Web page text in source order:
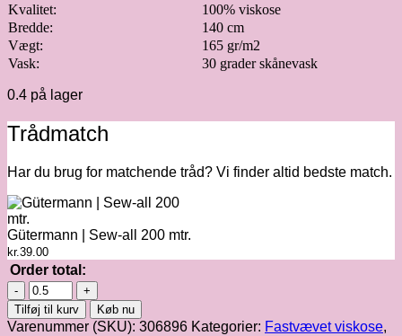
Kvalitet:
100% viskose
Bredde:
140 cm
Vægt:
165 gr/m2
Vask:
30 grader skånevask
0.4 på lager
Trådmatch
Har du brug for matchende tråd? Vi finder altid bedste match.
Gütermann | Sew-all 200 mtr.
kr.39.00
Order total:
Light
&
Lush
Tilføj til kurv Køb nu
Varenummer (SKU): 306896 Kategorier: Fastvævet viskose,